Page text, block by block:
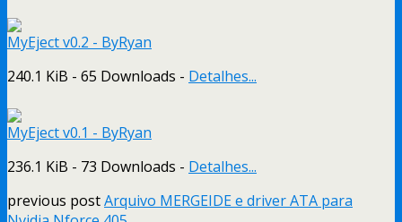
MyEject v0.2 - ByRyan
240.1 KiB - 65 Downloads - Detalhes...
MyEject v0.1 - ByRyan
236.1 KiB - 73 Downloads - Detalhes...
previous postArquivo MERGEIDE e driver ATA para